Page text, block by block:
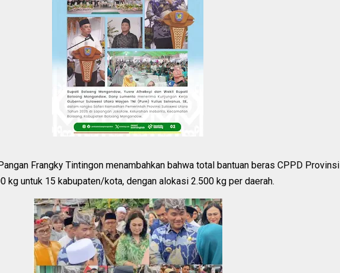
Frangky Tintingon menambahkan bahwa total bantuan beras CPPD Provinsi
kg untuk 15 kabupaten/kota, dengan alokasi 2.500 kg per daerah.